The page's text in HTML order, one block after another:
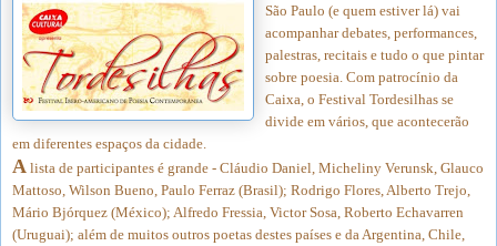
São Paulo (e quem estiver lá) vai
acompanhar debates, performances,
palestras, recitais e tudo o que pintar
sobre poesia. Com patrocínio da
Caixa, o Festival Tordesilhas se
divide em vários, que acontecerão
em diferentes espaços da cidade.
A lista de participantes é grande - Cláudio Daniel, Micheliny Verunsk, Glauco
Mattoso, Wilson Bueno, Paulo Ferraz (Brasil); Rodrigo Flores, Alberto Trejo,
Mário Bjórquez (México); Alfredo Fressia, Victor Sosa, Roberto Echavarren
(Uruguai); além de muitos outros poetas destes países e da Argentina, Chile,